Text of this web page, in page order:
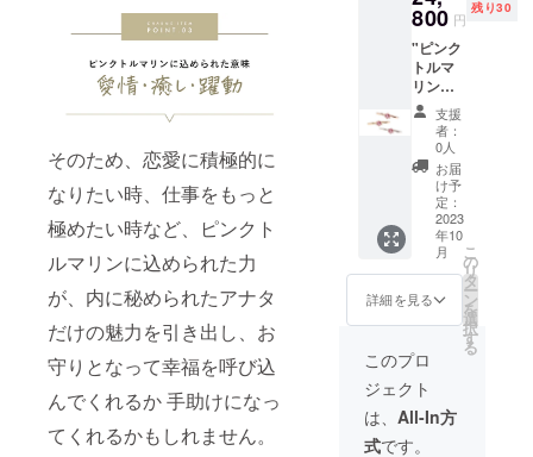
そのため、恋愛に積極的に
なりたい時、仕事をもっと
極めたい時など、ピンクト
ルマリンに込められた力
が、内に秘められたアナタ
だけの魅力を引き出し、お
守りとなって幸福を呼び込
んでくれるか 手助けになっ
てくれるかもしれません。
す。 ※
写真と
実際の
商品で
は、
ディス
プレイ
によっ
て色合
いに違
いが生
じる場
合がご
ざいま
了承下
さい。
鑑定歴
34年の
熟練バ
イヤー
が発見
承くだ
さい。
※こちら
の価格
には消
費税・
送料が
含まれ
ます。
※ご注文
状況、
使用部
材の供
給状
造工程
上の都
より出
荷時期
が遅れ
る場合
がござ
濃淡、
ラ、模
様の出
方が異
なる場
合や、
細かい
キズや
内包物
が含ま
れる場
合がご
ざいま
めご了
承くだ
※こちら
の価格
には消
費税・
ゴール
ド）/K1
0WG（
ホワイ
トゴー
ル
ド）/K1
0PG（
ピンク
ゴール
ド） ※
オプ
ション
より3種
類から
お選び
す。 ※
を使っ
ている
ため、
サンプ
ズ
（約）
：
4.0mm
チェー
ンの長
さ：
40cm
付属
品：品
質保証
金カ
ラー】
K10YG
（イエ
ド）/K1
0WG（
ホワイ
トゴー
ル
ド）/K1
800 円
残り30
"ピンク
トルマ
リン 6
本爪リ
ング
指輪
r1 【仕
様】 モ
チーフ
の大き
さ(約)：
4.8mm
×横
4.8mm
石サイ
ズ
（約）
：
4.0mm
厚み
（約）
支援
者：
0人
お届
け予
定：
2023
年10
月
詳細を見る
こ
の
リ
タ
ー
ン
を
選
択
す
る
このプロ
ジェクト
は、 All-In方
式です。